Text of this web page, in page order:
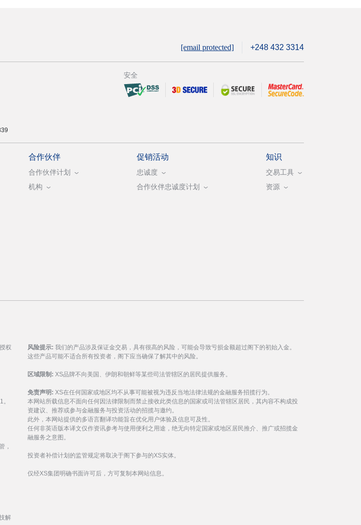
[email protected] +248 432 3314
安全
合作伙伴
合作伙伴计划
机构
促销活动
忠诚度
合作伙伴忠诚度计划
知识
交易工具
资源
权
，
解
风险提示: 我们的产品涉及保证金交易，具有很高的风险，可能会导致亏损金额超过阁下的初始入金。
这些产品可能不适合所有投资者，阁下应当确保了解其中的风险。
区域限制: XS品牌不向美国、伊朗和朝鲜等某些司法管辖区的居民提供服务。
免责声明: XS在任何国家或地区均不从事可能被视为违反当地法律法规的金融服务招揽行为。
本网站所载信息不面向任何因法律限制而禁止接收此类信息的国家或司法管辖区居民，其内容不构成投
资建议、推荐或参与金融服务与投资活动的招揽与邀约。
此外，本网站提供的多语言翻译功能旨在优化用户体验及信息可及性。
任何非英语版本译文仅作资讯参考与使用便利之用途，绝无向特定国家或地区居民推介、推广或招揽金
融服务之意图。
投资者补偿计划的监管规定将取决于阁下参与的XS实体。
仅经XS集团明确书面许可后，方可复制本网站信息。